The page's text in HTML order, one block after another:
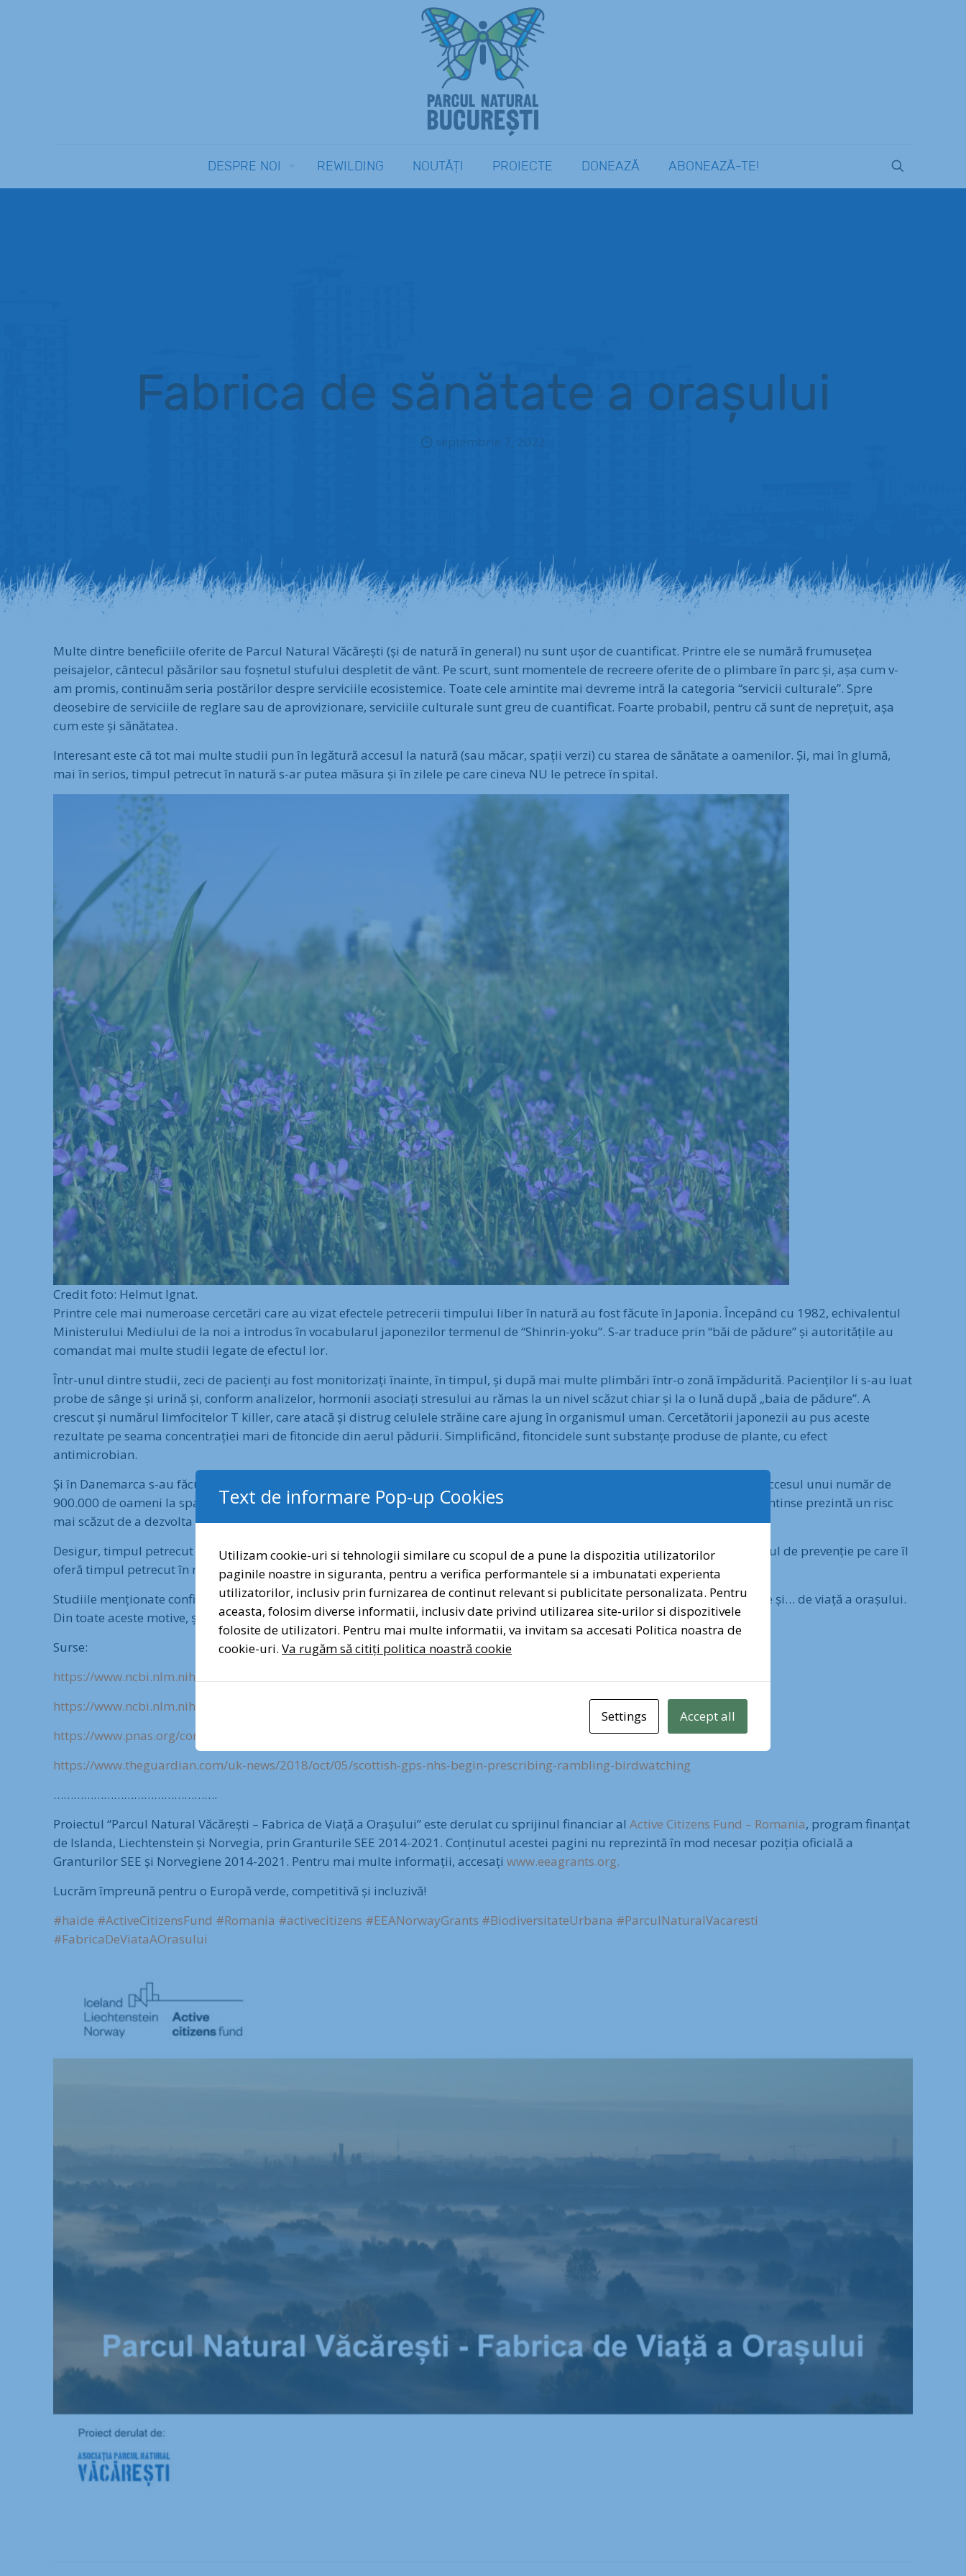
DESPRE NOI REWILDING NOUTĂȚI PROIECTE DONEAZĂ ABONEAZĂ-TE!
Fabrica de sănătate a orașului
septembrie 7, 2022
Multe dintre beneficiile oferite de Parcul Natural Văcărești (și de natură în general) nu sunt ușor de cuantificat. Printre ele se numără frumusețea
peisajelor, cântecul păsărilor sau foșnetul stufului despletit de vânt. Pe scurt, sunt momentele de recreere oferite de o plimbare în parc și, așa cum v-
am promis, continuăm seria postărilor despre serviciile ecosistemice. Toate cele amintite mai devreme intră la categoria “servicii culturale”. Spre
deosebire de serviciile de reglare sau de aprovizionare, serviciile culturale sunt greu de cuantificat. Foarte probabil, pentru că sunt de neprețuit, așa
cum este și sănătatea.
Interesant este că tot mai multe studii pun în legătură accesul la natură (sau măcar, spații verzi) cu starea de sănătate a oamenilor. Și, mai în glumă,
mai în serios, timpul petrecut în natură s-ar putea măsura și în zilele pe care cineva NU le petrece în spital.
Credit foto: Helmut Ignat.
Printre cele mai numeroase cercetări care au vizat efectele petrecerii timpului liber în natură au fost făcute în Japonia. Începând cu 1982, echivalentul
Ministerului Mediului de la noi a introdus în vocabularul japonezilor termenul de “Shinrin-yoku”. S-ar traduce prin “băi de pădure” și autoritățile au
comandat mai multe studii legate de efectul lor.
Într-unul dintre studii, zeci de pacienți au fost monitorizați înainte, în timpul, și după mai multe plimbări într-o zonă împădurită. Pacienților li s-au luat
probe de sânge și urină și, conform analizelor, hormonii asociați stresului au rămas la un nivel scăzut chiar și la o lună după „baia de pădure”. A
crescut și numărul limfocitelor T killer, care atacă și distrug celulele străine care ajung în organismul uman. Cercetătorii japonezii au pus aceste
rezultate pe seama concentrației mari de fitoncide din aerul pădurii. Simplificând, fitoncidele sunt substanțe produse de plante, cu efect
antimicrobian.
Și în Danemarca s-au făcut studii despre legătura dintre natura și sănătatea populației. Una dintre cercetări a avut în vedere accesul unui număr de
900.000 de oameni la spații verzi între anii 1985 și 2013. Conform rezultatelor, cei care au copilărit în zone cu spații verzi mai întinse prezintă un risc
mai scăzut de a dezvolta boli psihice.
Desigur, timpul petrecut în natură nu înlocuiește tratamentele clasice, ci vine în completarea lor. La fel de important este și rolul de prevenție pe care îl
oferă timpul petrecut în natură.
Studiile menționate confirmă ce mulți dintre noi simțeam deja: că Parcul Natural Văcărești este o veritabilă Fabrică de Sănătate și… de viață a orașului.
Din toate aceste motive, și multe altele, fabrica verde a Văcăreștiului trebuie să rămână funcțională.
Surse:
https://www.ncbi.nlm.nih.gov/pubmed/18394317?dopt=Abstract
https://www.ncbi.nlm.nih.gov/pubmed/18394317?dopt=Abstract
https://www.pnas.org/content/116/11/5188
https://www.theguardian.com/uk-news/2018/oct/05/scottish-gps-nhs-begin-prescribing-rambling-birdwatching
………………………………………….
Proiectul “Parcul Natural Văcărești – Fabrica de Viață a Orașului” este derulat cu sprijinul financiar alActive Citizens Fund – Romania, program finanțat
de Islanda, Liechtenstein și Norvegia, prin Granturile SEE 2014-2021. Conținutul acestei pagini nu reprezintă în mod necesar poziția oficială a
Granturilor SEE și Norvegiene 2014-2021. Pentru mai multe informații, accesațiwww.eeagrants.org.
Lucrăm împreună pentru o Europă verde, competitivă și incluzivă!
#haide #ActiveCitizensFund #Romania #activecitizens #EEANorwayGrants #BiodiversitateUrbana #ParculNaturalVacaresti
#FabricaDeViataAOrasului
Dragi prieteni ai naturii urbane, vocea voastră contează.
Semnați și distribuiți petiția pentru protecția Pădurii Băneasa!
Semnez pentru Pădurea Băneasa
Text de informare Pop-up Cookies
Utilizam cookie-uri si tehnologii similare cu scopul de a pune la dispozitia utilizatorilor
paginile noastre in siguranta, pentru a verifica performantele si a imbunatati experienta
utilizatorilor, inclusiv prin furnizarea de continut relevant si publicitate personalizata. Pentru
aceasta, folosim diverse informatii, inclusiv date privind utilizarea site-urilor si dispozitivele
folosite de utilizatori. Pentru mai multe informatii, va invitam sa accesati Politica noastra de
cookie-uri. Va rugăm să citiți politica noastră cookie
Settings Accept all